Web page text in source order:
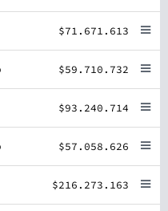
$71.671.613
$59.710.732
$93.240.714
$57.058.626
$216.273.163